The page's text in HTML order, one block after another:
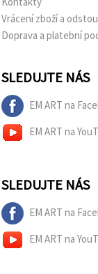
Vrácení zboží a
Doprava a platební
SLEDUJTE NÁS
EM ART na
EM ART na
SLEDUJTE NÁS
EM ART na
EM ART na